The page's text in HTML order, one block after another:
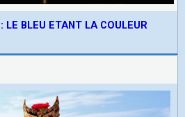
BLEU ETANT LA COULEUR